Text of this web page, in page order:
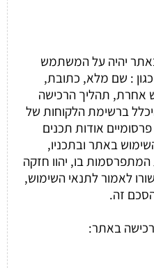
יהיה על המשתמש
: שם מלא, כתובת,
תהליך הרכישה
ברשימת הלקוחות של
אודות תכנים
באתר ובתכניו,
בו, יהוו חזקה
לאמור לתנאי השימוש,
זה.